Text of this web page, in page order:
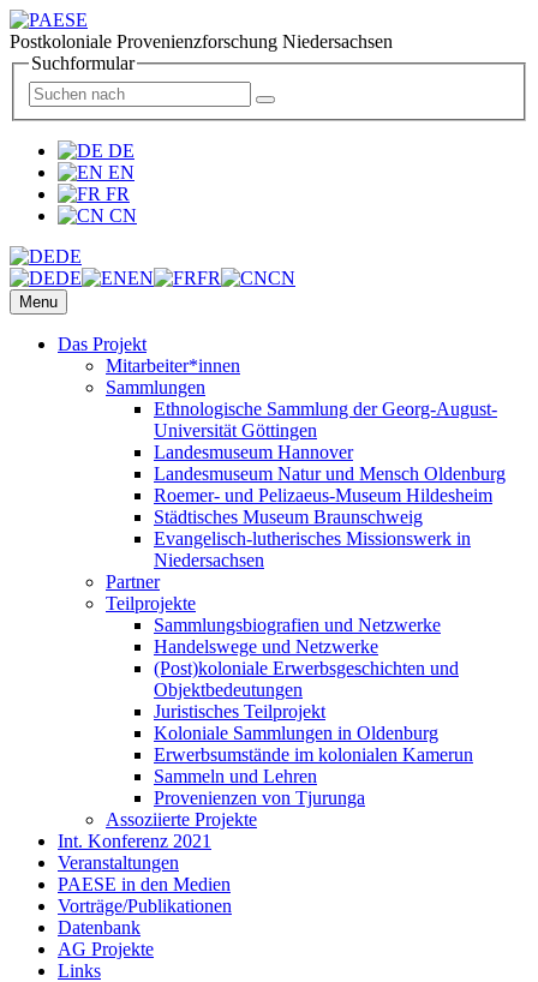
Postkoloniale Provenienzforschung Niedersachsen
Suchformular
DE
EN
FR
CN
DE
DE
EN FR CN
Menu
Das Projekt
Mitarbeiter*innen
Sammlungen
Ethnologische Sammlung der Georg-August-
Universität Göttingen
Landesmuseum Hannover
Landesmuseum Natur und Mensch Oldenburg
Roemer- und Pelizaeus-Museum Hildesheim
Städtisches Museum Braunschweig
Evangelisch-lutherisches Missionswerk in
Niedersachsen
Partner
Teilprojekte
Sammlungsbiografien und Netzwerke
Handelswege und Netzwerke
(Post)koloniale Erwerbsgeschichten und
Objektbedeutungen
Juristisches Teilprojekt
Koloniale Sammlungen in Oldenburg
Erwerbsumstände im kolonialen Kamerun
Sammeln und Lehren
Provenienzen von Tjurunga
Assoziierte Projekte
Int. Konferenz 2021
Veranstaltungen
PAESE in den Medien
Vorträge/Publikationen
Datenbank
AG Projekte
Links